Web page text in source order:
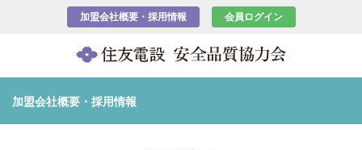
加盟会社概要・採用情報 会員ログイン
加盟会社概要・採用情報